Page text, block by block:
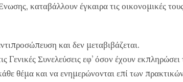
καταβάλλουν έγκαιρα τις οικονομικές
και δεν μεταβιβάζεται.
Γενικές Συνελεύσεις εφ’ όσον έχουν
θέμα και να ενημερώνονται επί των